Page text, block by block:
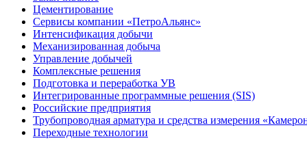
Цементирование
Сервисы компании «ПетроАльянс»
Интенсификация добычи
Механизированная добыча
Управление добычей
Комплексные решения
Подготовка и переработка УВ
Интегрированные программные решения (SIS)
Российские предприятия
Трубопроводная арматура и средства измерения
Переходные технологии